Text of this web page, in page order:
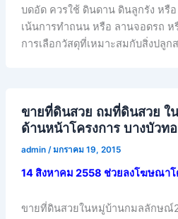
บดอัด ควรใช้ ดินดาน ดินลูกรัง หรื
เน้นการทำถนน หรือ ลานจอดรถ ห
การเลือกวัสดุที่เหมาะสมกับสิ่งปลูก
ขายที่ดินสวย ถมที่ดินสวย
ด้านหน้าโครงการ บางบัวท
admin /มกราคม 19, 2015
14 สิงหาคม 2558 ช่วยลงโฆษณา
ขายที่ดินสวยในหมู่บ้านกมลลักษณ์